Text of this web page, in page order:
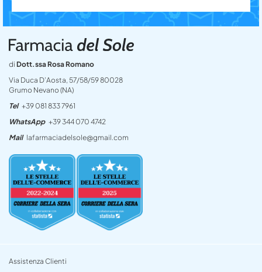
di Dott.ssa Rosa Romano
Via Duca D’Aosta, 57/58/59 80028
Grumo Nevano (NA)
Tel +39 081 833 7961
WhatsApp +39 344 070 4742
Mail lafarmaciadelsole@gmail.com
Assistenza Clienti